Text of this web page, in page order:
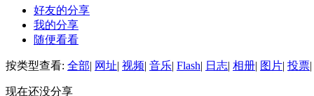
好友的分享
我的分享
随便看看
按类型查看: 全部| 网址| 视频| 音乐| Flash| 日志| 相册| 图片| 投票|
现在还没分享